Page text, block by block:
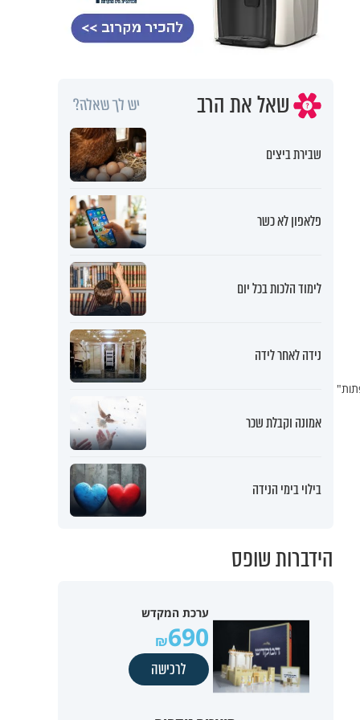
שאל את הרב יש לך שאלה?
שבירת ביצים
פלאפון לא כשר
לימוד הלכות בכל יום
נידה לאחר לידה
אמונה וקבלת שכר
בילוי בימי הנידה
הידברות שופס
ערכת המקדש
690
לרכישה